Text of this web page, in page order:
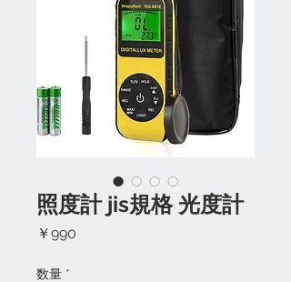
照度計 jis規格 光度計
￥990
数量 *